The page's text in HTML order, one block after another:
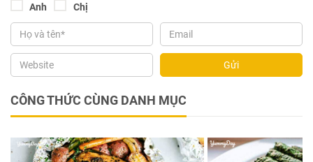
Anh Chị
Gửi
CÔNG THỨC CÙNG DANH MỤC